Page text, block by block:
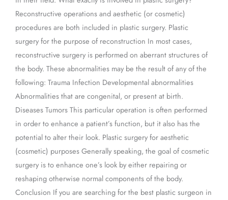
Reconstructive operations and aesthetic (or cosmetic)
procedures are both included in plastic surgery. Plastic
surgery for the purpose of reconstruction In most cases,
reconstructive surgery is performed on aberrant structures of
the body. These abnormalities may be the result of any of the
following: Trauma Infection Developmental abnormalities
Abnormalities that are congenital, or present at birth.
Diseases Tumors This particular operation is often performed
in order to enhance a patient’s function, but it also has the
potential to alter their look. Plastic surgery for aesthetic
(cosmetic) purposes Generally speaking, the goal of cosmetic
surgery is to enhance one’s look by either repairing or
reshaping otherwise normal components of the body.
Conclusion If you are searching for the best plastic surgeon in